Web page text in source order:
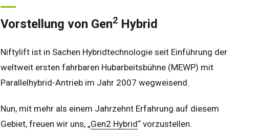
Vorstellung von Gen2Hybrid
Niftylift ist in Sachen Hybridtechnologie seit Einführung der
weltweit ersten fahrbaren Hubarbeitsbühne (MEWP) mit
Parallelhybrid-Antrieb im Jahr 2007 wegweisend.
Nun, mit mehr als einem Jahrzehnt Erfahrung auf diesem
Gebiet, freuen wir uns, „Gen2 Hybrid“ vorzustellen.